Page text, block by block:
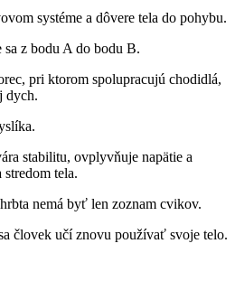
systéme a dôvere tela do pohybu.
sa z bodu A do bodu B.
pri ktorom spolupracujú chodidlá,
dych.
stabilitu, ovplyvňuje napätie a
tela.
nemá byť len zoznam cvikov.
človek učí znovu používať svoje telo.